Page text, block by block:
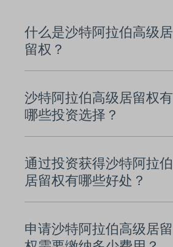
什么是沙特阿拉伯高级居
留权？
沙特阿拉伯高级居留权有
哪些投资选择？
通过投资获得沙特阿拉伯
居留权有哪些好处？
申请沙特阿拉伯高级居留